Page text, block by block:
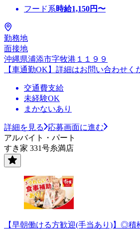
フード系時給1,150円〜
勤務地
面接地
沖縄県浦添市字牧港１１９９
【車通勤OK】詳細はお問い合わせく
交通費支給
未経験OK
まかないあり
詳細を見る
応募画面に進む
アルバイト・パート
すき家 331号糸満店
【早朝働ける方歓迎(手当あり)】◎